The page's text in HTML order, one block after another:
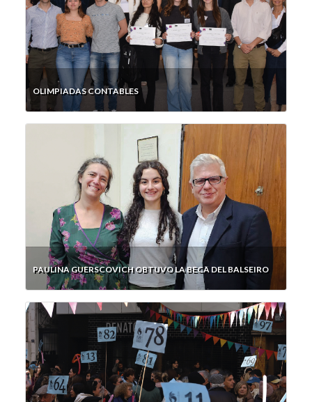
OLIMPIADAS CONTABLES
PAULINA GUERSCOVICH OBTUVO LA BECA DEL BALSEIRO